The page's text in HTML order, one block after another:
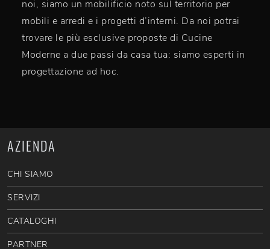
noi, siamo un mobilificio noto sul territorio per
mobili e arredi e i progetti d’interni. Da noi potrai
trovare le più esclusive proposte di Cucine
Moderne a due passi da casa tua: siamo esperti in
progettazione ad hoc.
AZIENDA
CHI SIAMO
SERVIZI
CATALOGHI
PARTNER